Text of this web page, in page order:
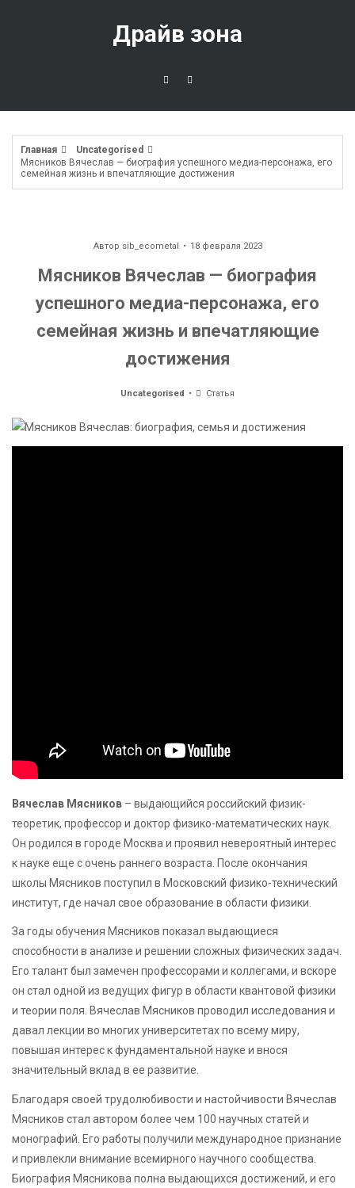
Драйв зона
Главная
Uncategorised
Мясников Вячеслав — биография успешного медиа-персонажа, его
семейная жизнь и впечатляющие достижения
Автор sib_ecometal 18 февраля 2023
Мясников Вячеслав — биография
успешного медиа-персонажа, его
семейная жизнь и впечатляющие
достижения
Uncategorised Статья
Вячеслав Мясников – выдающийся российский физик-
теоретик, профессор и доктор физико-математических наук.
Он родился в городе Москва и проявил невероятный интерес
к науке еще с очень раннего возраста. После окончания
школы Мясников поступил в Московский физико-технический
институт, где начал свое образование в области физики.
За годы обучения Мясников показал выдающиеся
способности в анализе и решении сложных физических задач.
Его талант был замечен профессорами и коллегами, и вскоре
он стал одной из ведущих фигур в области квантовой физики
и теории поля. Вячеслав Мясников проводил исследования и
давал лекции во многих университетах по всему миру,
повышая интерес к фундаментальной науке и внося
значительный вклад в ее развитие.
Благодаря своей трудолюбивости и настойчивости Вячеслав
Мясников стал автором более чем 100 научных статей и
монографий. Его работы получили международное признание
и привлекли внимание всемирного научного сообщества.
Биография Мясникова полна выдающихся достижений, и его